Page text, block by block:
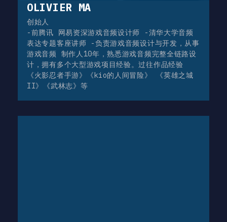
OLIVIER MA
创始人
-前腾讯 网易资深游戏音频设计师 -清华大学音频
表达专题客座讲师 -负责游戏音频设计与开发，从事
游戏音频 制作人10年，熟悉游戏音频完整全链路设
计，拥有多个大型游戏项目经验。过往作品经验
《火影忍者手游》《kio的人间冒险》 《英雄之城
II》《武林志》等